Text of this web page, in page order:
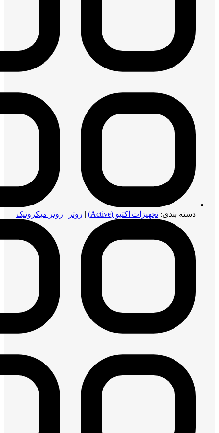
دسته بندی: تجهیزات اکتیو (Active) | روتر | روتر میکروتیک